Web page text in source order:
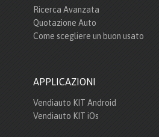
Ricerca Avanzata
Quotazione Auto
Come scegliere un buon usato
APPLICAZIONI
Vendiauto KIT Android
Vendiauto KIT iOs